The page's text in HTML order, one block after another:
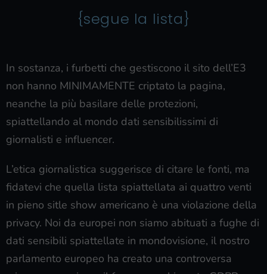
{segue la lista}
In sostanza, i furbetti che gestiscono il sito dell’E3
non hanno MINIMAMENTE criptato la pagina,
neanche la più basilare delle protezioni,
spiattellando al mondo dati sensibilissimi di
giornalisti e influencer.
L’etica giornalistica suggerisce di citare le fonti, ma
fidatevi che quella lista spiattellata ai quattro venti
in pieno sitle show americano è una violazione della
privacy. Noi da europei non siamo abituati a fughe di
dati sensibili spiattellate in mondovisione, il nostro
parlamento europeo ha creato una controversa